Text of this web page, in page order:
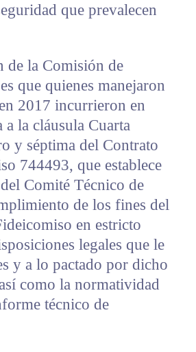
que prevalecen
de la Comisión de
que quienes manejaron
2017 incurrieron en
a la cláusula Cuarta
y séptima del Contrato
744493, que establece
Comité Técnico de
de los fines del
en estricto
legales que le
y a lo pactado por dicho
como la normatividad
técnico de